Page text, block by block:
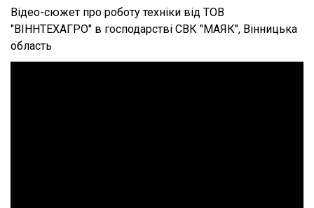
Відео-сюжет про роботу техніки від ТОВ
"ВІННТЕХАГРО" в господарстві СВК "МАЯК", Вінницька
область